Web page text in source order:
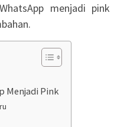
menjadi pink
Menjadi Pink